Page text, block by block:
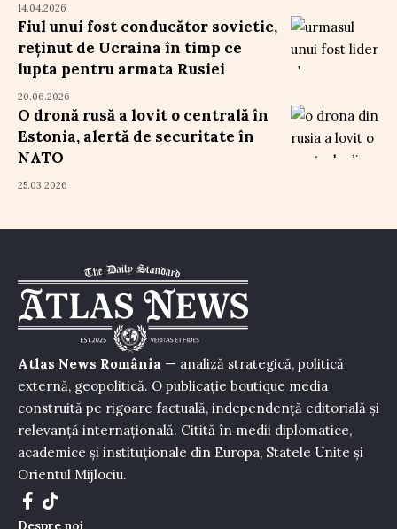
14.04.2026
Fiul unui fost conducător sovietic,
reținut de Ucraina în timp ce
lupta pentru armata Rusiei
20.06.2026
O dronă rusă a lovit o centrală în
Estonia, alertă de securitate în
NATO
25.03.2026
Atlas News România — analiză strategică, politică
externă, geopolitică. O publicație boutique media
construită pe rigoare factuală, independență editorială și
relevanță internațională. Citită în medii diplomatice,
academice și instituționale din Europa, Statele Unite și
Orientul Mijlociu.
Despre noi